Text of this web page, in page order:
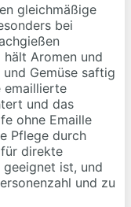
gleichmäßige
bei
Aromen und
Gemüse saftig
emaillierte
und das
ohne Emaille
Pflege durch
direkte
ist, und
und zu